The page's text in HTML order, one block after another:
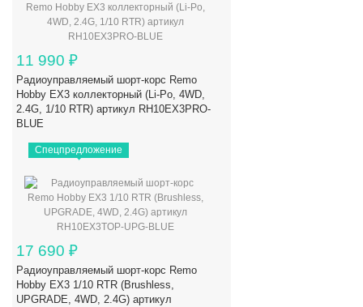
11 990 ₽
Радиоуправляемый шорт-корс Remo
Hobby EX3 коллекторный (Li-Po, 4WD,
2.4G, 1/10 RTR) артикул RH10EX3PRO-
BLUE
Спецпредложение
17 690 ₽
Радиоуправляемый шорт-корс Remo
Hobby EX3 1/10 RTR (Brushless,
UPGRADE, 4WD, 2.4G) артикул